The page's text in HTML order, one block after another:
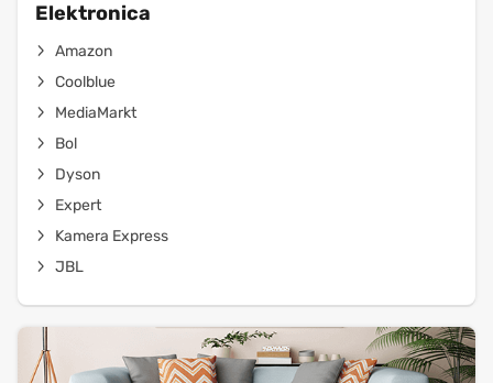
Elektronica
Amazon
Coolblue
MediaMarkt
Bol
Dyson
Expert
Kamera Express
JBL